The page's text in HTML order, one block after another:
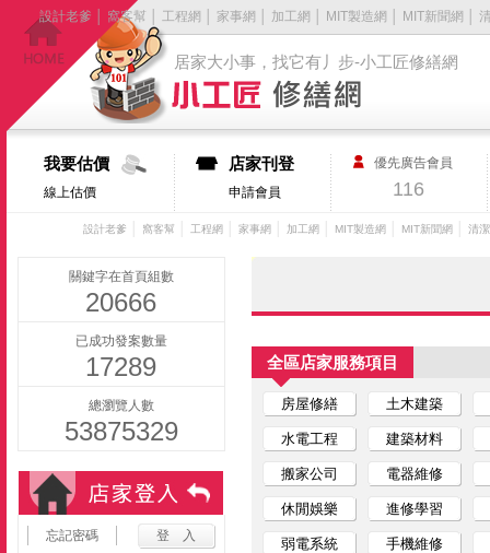
居家大小事，找它有丿步-小工匠修繕網
設計老爹 窩客幫 工程網 家事網 加工網 MIT製造網 MIT新聞網
我要估價
線上估價
店家刊登
申請會員
優先廣告會員
116
設計老爹 窩客幫 工程網 家事網 加工網 MIT製造網 MIT新聞網 清
關鍵字在首頁組數
20666
已成功發案數量
17289
總瀏覽人數
53875329
忘記密碼
全區店家服務項目
房屋修繕 土木建築
水電工程 建築材料
搬家公司 電器維修
休閒娛樂 進修學習
弱電系統 手機維修